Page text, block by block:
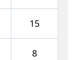
15
8